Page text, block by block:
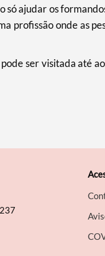
só ajudar os
profissão onde as
pode ser visitada até